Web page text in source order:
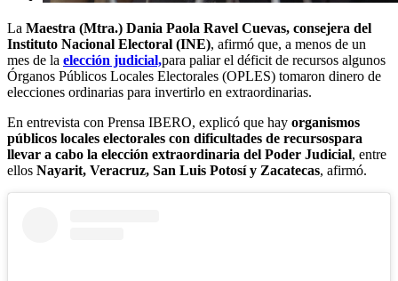
La Maestra (Mtra.) Dania Paola Ravel Cuevas, consejera del
Instituto Nacional Electoral (INE), afirmó que, a menos de un
mes de la elección judicial,para paliar el déficit de recursos algunos
Órganos Públicos Locales Electorales (OPLES) tomaron dinero de
elecciones ordinarias para invertirlo en extraordinarias.
En entrevista con Prensa IBERO, explicó que hay organismos
públicos locales electorales con dificultades de recursospara
llevar a cabo la elección extraordinaria del Poder Judicial, entre
ellos Nayarit, Veracruz, San Luis Potosí y Zacatecas, afirmó.